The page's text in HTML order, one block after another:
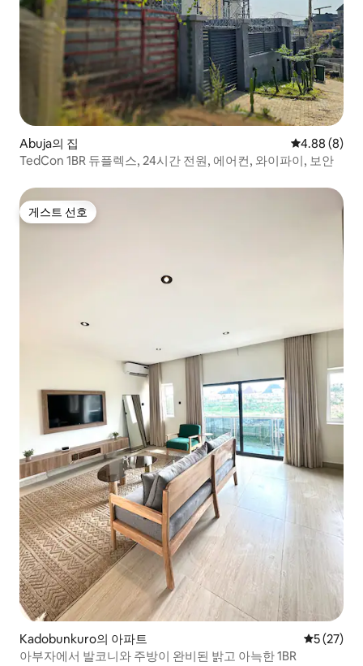
Abuja의 집 평점 4.88점
4.88 (8)
TedCon 1BR 듀플렉스, 24시간 전원, 에어컨, 와이파이, 보안
게스트 선호
게스트 선호
Kadobunkuro의 아파트 평점 5점
5 (27)
아부자에서 발코니와 주방이 완비된 밝고 아늑한 1BR